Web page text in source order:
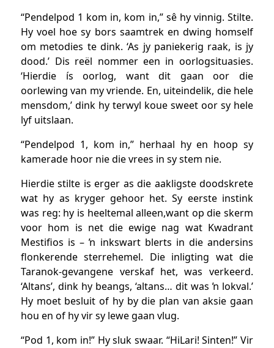
“Pendelpod 1 kom in, kom in,” sê hy vinnig. Stilte.
Hy voel hoe sy bors saamtrek en dwing homself
om metodies te dink. ‘As jy paniekerig raak, is jy
dood.’ Dis reël nommer een in oorlogsituasies.
‘Hierdie ís oorlog, want dit gaan oor die
oorlewing van my vriende. En, uiteindelik, die hele
mensdom,’ dink hy terwyl koue sweet oor sy hele
lyf uitslaan.
“Pendelpod 1, kom in,” herhaal hy en hoop sy
kamerade hoor nie die vrees in sy stem nie.
Hierdie stilte is erger as die aakligste doodskrete
wat hy as kryger gehoor het. Sy eerste instink
was reg: hy is heeltemal alleen,want op die skerm
voor hom is net die ewige nag wat Kwadrant
Mestifios is – ŉ inkswart blerts in die andersins
flonkerende sterrehemel. Die inligting wat die
Taranok-gevangene verskaf het, was verkeerd.
‘Altans’, dink hy beangs, ‘altans… dit was ŉ lokval.’
Hy moet besluit of hy by die plan van aksie gaan
hou en of hy vir sy lewe gaan vlug.
“Pod 1, kom in!” Hy sluk swaar. “HiLari! Sinten!” Vir